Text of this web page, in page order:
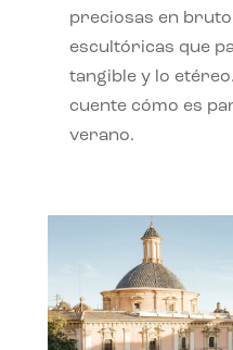
preciosas en
escultóricas que
tangible y lo
cuente cómo es
verano.